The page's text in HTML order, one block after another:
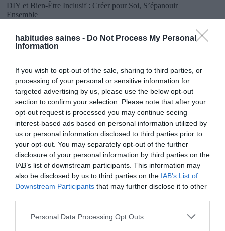
habitudes saines - Do Not Process My Personal
Information
If you wish to opt-out of the sale, sharing to third parties, or
processing of your personal or sensitive information for
targeted advertising by us, please use the below opt-out
section to confirm your selection. Please note that after your
opt-out request is processed you may continue seeing
interest-based ads based on personal information utilized by
us or personal information disclosed to third parties prior to
your opt-out. You may separately opt-out of the further
disclosure of your personal information by third parties on the
IAB’s list of downstream participants. This information may
also be disclosed by us to third parties on the IAB’s List of
Downstream Participants that may further disclose it to other
Personal Data Processing Opt Outs
DIY et Bien-Être Inclusif : Créer pour Soi, S’épanouir
Ensemble
Journal de bien-être : Comment l’adopter pour booster santé
mentale et équilibre